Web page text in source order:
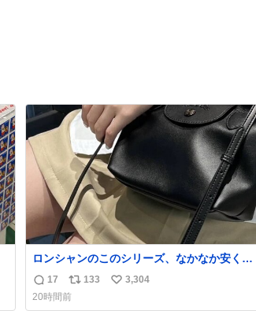
ロンシャンのこのシリーズ、なかなか安くな
らないのにセール価格になってる🖤✨レザー
なのが反則級にかわいい。持ってるだけでコ
ーデが格上げされる。
返
信
17
リ
ポ
133
い
3,304
20時間前